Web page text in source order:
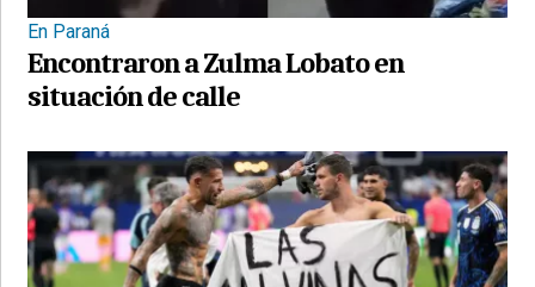
En Paraná
Encontraron a Zulma Lobato en
situación de calle